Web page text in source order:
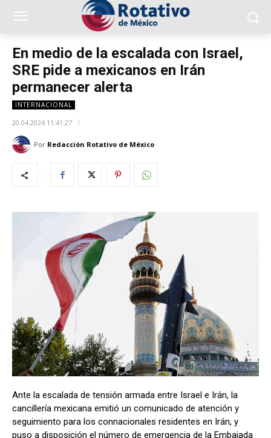
En medio de la escalada con Israel,
SRE pide a mexicanos en Irán
permanecer alerta
INTERNACIONAL
20.04.2024 11:41:27
Por Redacción Rotativo de México
Ante la escalada de tensión armada entre Israel e Irán, la
cancillería mexicana emitió un comunicado de atención y
seguimiento para los connacionales residentes en Irán, y
puso a disposición el número de emergencia de la Embajada